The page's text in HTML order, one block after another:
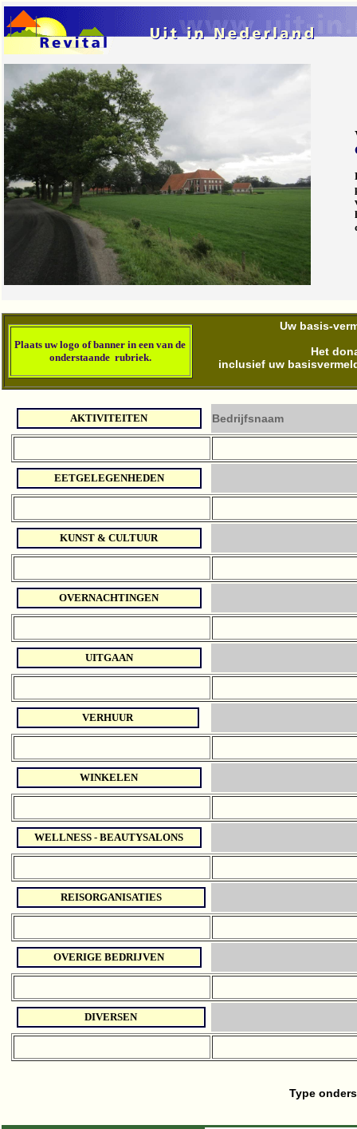
Plaats uw logo of banner in een van de
onderstaande rubriek.
Uw basis-
Het
inclusief uw
AKTIVITEITEN Bedrijfsnaam
EETGELEGENHEDEN
KUNST & CULTUUR
OVERNACHTINGEN
UITGAAN
VERHUUR
WINKELEN
WELLNESS - BEAUTYSALONS
REISORGANISATIES
OVERIGE BEDRIJVEN
DIVERSEN
Type